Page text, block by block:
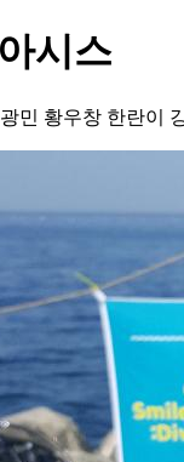
시스
민 황우창 한란이